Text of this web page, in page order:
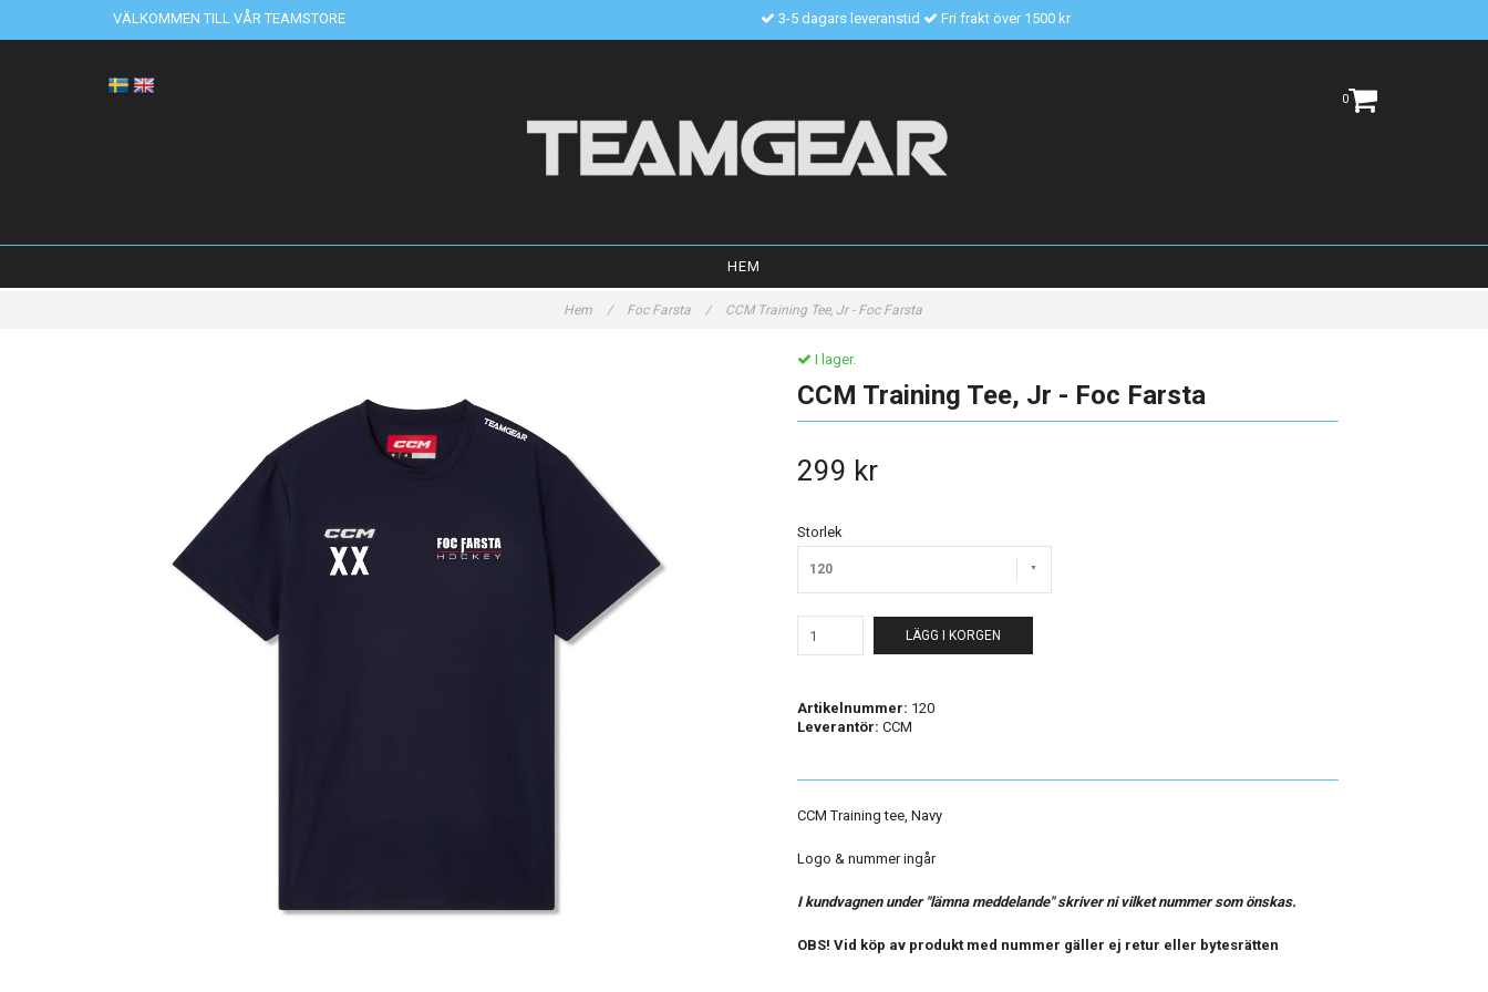
VÄLKOMMEN TILL VÅR TEAMSTORE 3-5 dagars leveranstid Fri frakt över 1500 kr
0
HEM
Hem / Foc Farsta / CCM Training Tee, Jr - Foc Farsta
I lager.
CCM Training Tee, Jr - Foc Farsta
299 kr
Storlek
120
LÄGG I KORGEN
Artikelnummer: 120
Leverantör: CCM
CCM Training tee, Navy
Logo & nummer ingår
I kundvagnen under "lämna meddelande" skriver ni vilket nummer som önskas.
OBS! Vid köp av produkt med nummer gäller ej retur eller bytesrätten